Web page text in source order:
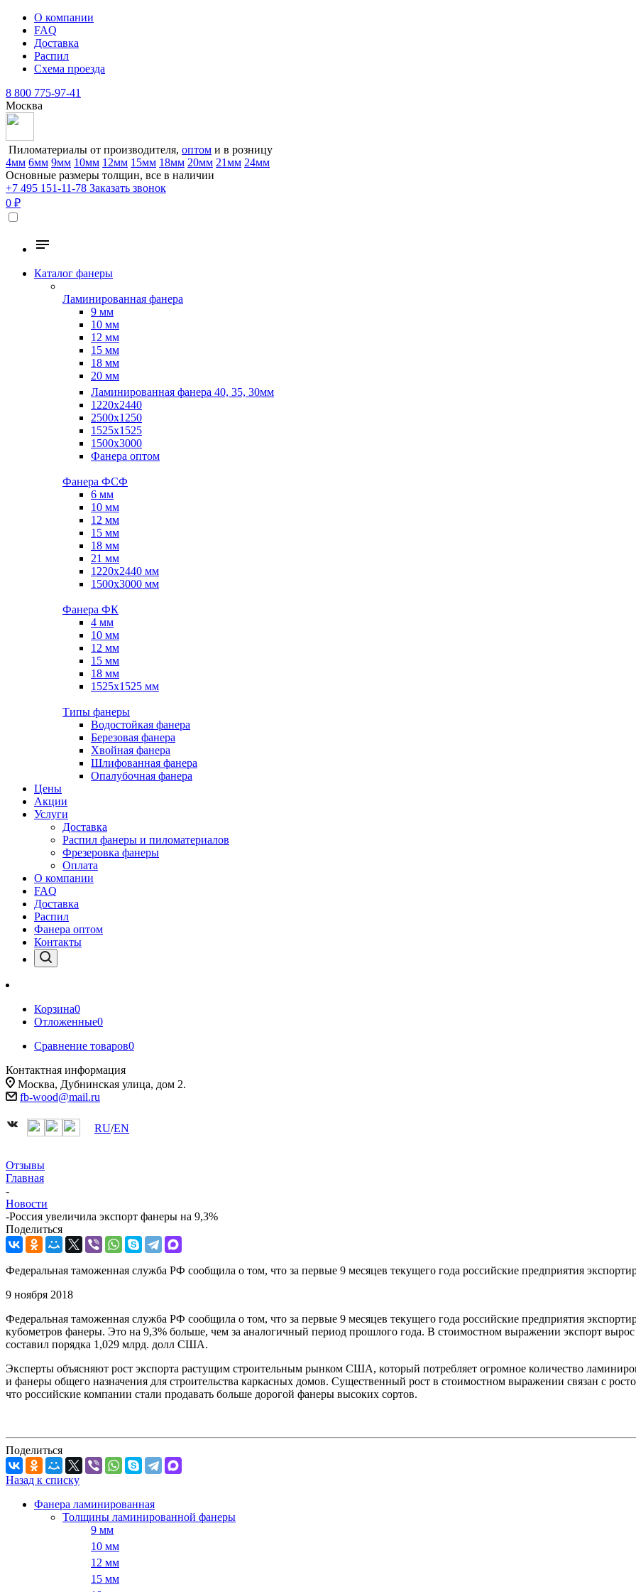
О компании
FAQ
Доставка
Распил
Схема проезда
8 800 775-97-41
Москва
Пиломатериалы от производителя, оптом и в розницу
4мм 6мм 9мм 10мм 12мм 15мм 18мм 20мм 21мм 24мм
Основные размеры толщин, все в наличии
+7 495 151-11-78 Заказать звонок
0 ₽
Каталог фанеры
Ламинированная фанера
9 мм
10 мм
12 мм
15 мм
18 мм
20 мм
Ламинированная фанера 40, 35, 30мм
1220x2440
2500x1250
1525x1525
1500x3000
Фанера оптом
Фанера ФСФ
6 мм
10 мм
12 мм
15 мм
18 мм
21 мм
1220х2440 мм
1500х3000 мм
Фанера ФК
4 мм
10 мм
12 мм
15 мм
18 мм
1525х1525 мм
Типы фанеры
Водостойкая фанера
Березовая фанера
Хвойная фанера
Шлифованная фанера
Опалубочная фанера
Цены
Акции
Услуги
Доставка
Распил фанеры и пиломатериалов
Фрезеровка фанеры
Оплата
О компании
FAQ
Доставка
Распил
Фанера оптом
Контакты
Корзина0
Отложенные0
Сравнение товаров0
Контактная информация
Москва, Дубнинская улица, дом 2.
fb-wood@mail.ru
RU/EN
Отзывы
Главная
-
Новости
-Россия увеличила экспорт фанеры на 9,3%
Поделиться
Федеральная таможенная служба РФ сообщила о том, что за первые 9 месяцев текущего года российские предприятия
9 ноября 2018
Федеральная таможенная служба РФ сообщила о том, что за первые 9 месяцев текущего года российские предприятия
кубометров фанеры. Это на 9,3% больше, чем за аналогичный период прошлого года. В стоимостном выражении экспорт
составил порядка 1,029 млрд. долл США.
Эксперты объясняют рост экспорта растущим строительным рынком США, который потребляет огромное количество
и фанеры общего назначения для строительства каркасных домов. Существенный рост в стоимостном выражении связан с
что российские компании стали продавать больше дорогой фанеры высоких сортов.
Поделиться
Назад к списку
Фанера ламинированная
Толщины ламинированной фанеры
9 мм
10 мм
12 мм
15 мм